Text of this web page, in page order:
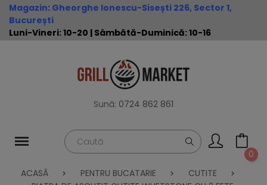
Magazin: Gheorghe Ionescu-Sisești 226, Sector 1,
București
Luni-Vineri: 10-20 | Sâmbătă-Duminică: 10-16
Sună: 0724 862 861
0
ACASĂ
PENTRU BUCATARIE
CUTITE